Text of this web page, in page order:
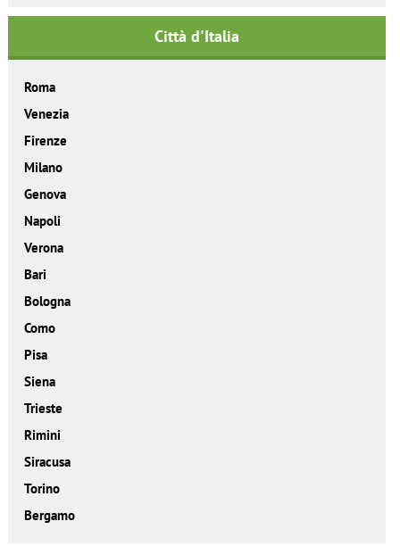
Città d'Italia
Roma
Venezia
Firenze
Milano
Genova
Napoli
Verona
Bari
Bologna
Como
Pisa
Siena
Trieste
Rimini
Siracusa
Torino
Bergamo